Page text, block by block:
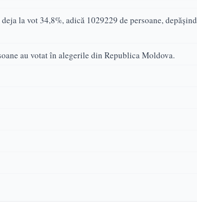
la vot 34,8%, adică 1029229 de persoane, depășind
au votat în alegerile din Republica Moldova.